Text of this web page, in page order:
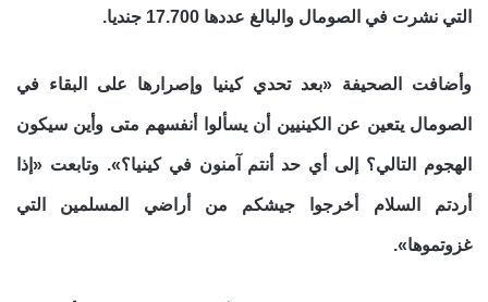
التي نشرت في الصومال والبالغ عددها 17.700 جنديا.
وأضافت الصحيفة «بعد تحدي كينيا وإصرارها على البقاء في
الصومال يتعين عن الكينيين أن يسألوا أنفسهم متى وأين سيكون
الهجوم التالي؟ إلى أي حد أنتم آمنون في كينيا؟». وتابعت «إذا
أردتم السلام أخرجوا جيشكم من أراضي المسلمين التي
غزوتموها».